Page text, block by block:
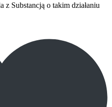
z Substancją o takim działaniu